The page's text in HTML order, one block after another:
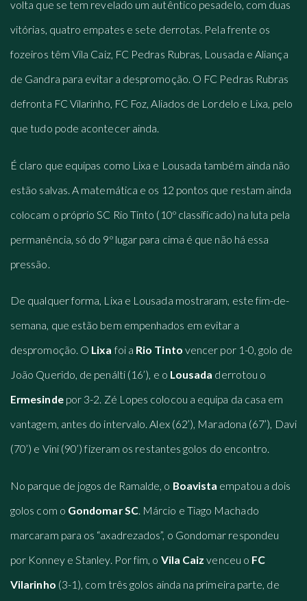
volta que se tem revelado um autêntico pesadelo, com duas
vitórias, quatro empates e sete derrotas. Pela frente os
fozeiros têm Vila Caiz, FC Pedras Rubras, Lousada e Aliança
de Gandra para evitar a despromoção. O FC Pedras Rubras
defronta FC Vilarinho, FC Foz, Aliados de Lordelo e Lixa, pelo
que tudo pode acontecer ainda.
É claro que equipas como Lixa e Lousada também ainda não
estão salvas. A matemática e os 12 pontos que restam ainda
colocam o próprio SC Rio Tinto (10º classificado) na luta pela
permanência, só do 9º lugar para cima é que não há essa
pressão.
De qualquer forma, Lixa e Lousada mostraram, este fim-de-
semana, que estão bem empenhados em evitar a
despromoção. O Lixa foi a Rio Tinto vencer por 1-0, golo de
João Querido, de penálti (16’), e o Lousada derrotou o
Ermesindepor 3-2. Zé Lopes colocou a equipa da casa em
vantagem, antes do intervalo. Alex (62’), Maradona (67’), Davi
(70’) e Vini (90’) fizeram os restantes golos do encontro.
No parque de jogos de Ramalde, o Boavista empatou a dois
golos com o Gondomar SC. Márcio e Tiago Machado
marcaram para os “axadrezados”, o Gondomar respondeu
por Konney e Stanley. Por fim, o Vila Caiz venceu o FC
Vilarinho (3-1), com três golos ainda na primeira parte, de